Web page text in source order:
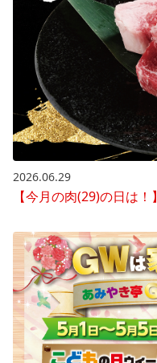
2026.06.29
【今月の肉(29)の日は！】